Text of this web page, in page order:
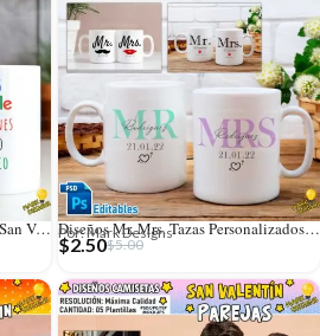
Frases Románticas Tazas Parejas San Valentín Diseños Mr. Mrs. Tazas Personalizados Editables
Por: Mark Designs
$5.00
$2.50